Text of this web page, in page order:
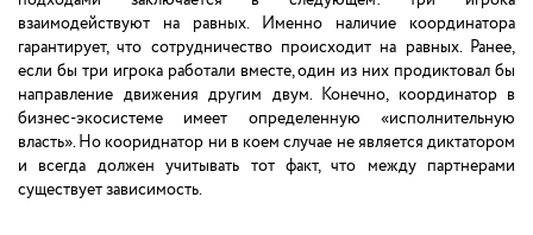
взаимодействуют на равных. Именно наличие координатора
гарантирует, что сотрудничество происходит на равных. Ранее,
если бы три игрока работали вместе, один из них продиктовал бы
направление движения другим двум. Конечно, координатор в
бизнес-экосистеме имеет определенную «исполнительную
власть». Но коориднатор ни в коем случае не является диктатором
и всегда должен учитывать тот факт, что между партнерами
существует зависимость.